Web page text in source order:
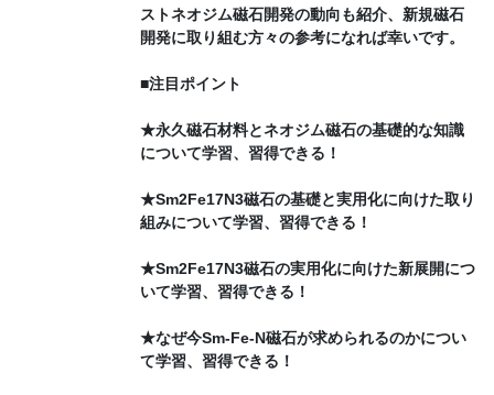
ストネオジム磁石開発の動向も紹介、新規磁石
開発に取り組む方々の参考になれば幸いです。
■注目ポイント
★永久磁石材料とネオジム磁石の基礎的な知識
について学習、習得できる！
★Sm2Fe17N3磁石の基礎と実用化に向けた取り
組みについて学習、習得できる！
★Sm2Fe17N3磁石の実用化に向けた新展開につ
いて学習、習得できる！
★なぜ今Sm-Fe-N磁石が求められるのかについ
て学習、習得できる！